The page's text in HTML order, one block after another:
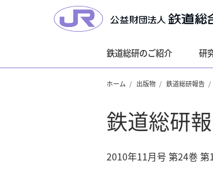
鉄道総研のご紹介 研
ホーム 出版物 鉄道総研報告
鉄道総研
2010年11月号 第24巻 第